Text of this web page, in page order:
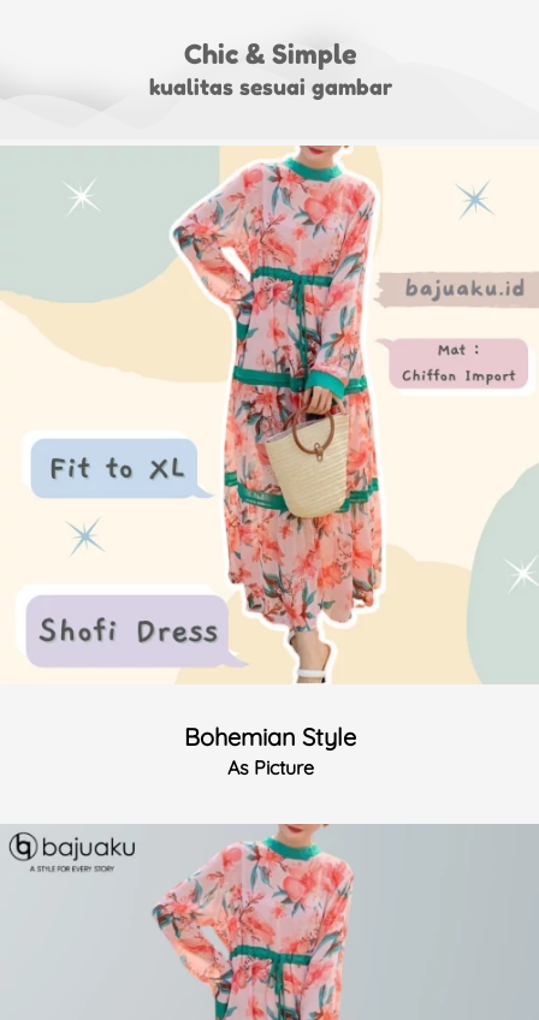
Chic & Simple
kualitas sesuai gambar
Bohemian Style
As Picture